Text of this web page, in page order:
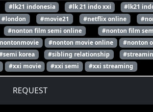
#lk21 indonesia #lk 21 indo xxi #lk21
#london #movie21 #netflix online
#nonton film semi online
#nonton film
#nonton movie online #nonton
korea #sibling relationship
#xxi movie #xxi semi #xxi streaming
REQUEST